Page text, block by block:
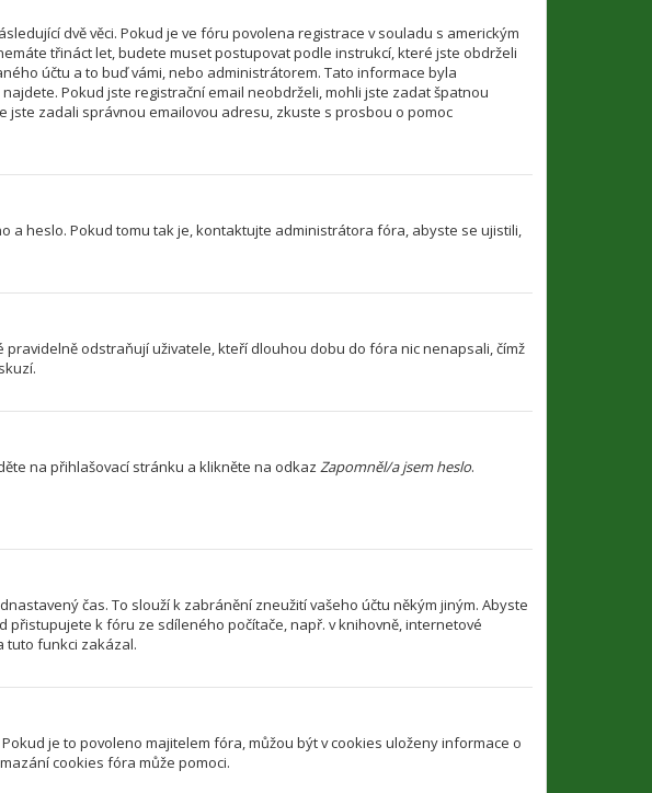
dvě věci. Pokud je ve fóru povolena registrace v souladu s americkým
třináct let, budete muset postupovat podle instrukcí, které jste obdrželi
účtu a to buď vámi, nebo administrátorem. Tato informace byla
Pokud jste registrační email neobdrželi, mohli jste zadat špatnou
jste zadali správnou emailovou adresu, zkuste s prosbou o pomoc
a heslo. Pokud tomu tak je, kontaktujte administrátora fóra, abyste se ujistili,
odstraňují uživatele, kteří dlouhou dobu do fóra nic nenapsali, čímž
na přihlašovací stránku a klikněte na odkaz Zapomněl/a jsem heslo.
čas. To slouží k zabránění zneužití vašeho účtu někým jiným. Abyste
přistupujete k fóru ze sdíleného počítače, např. v knihovně, internetové
tuto funkci zakázal.
je to povoleno majitelem fóra, můžou být v cookies uloženy informace o
cookies fóra může pomoci.